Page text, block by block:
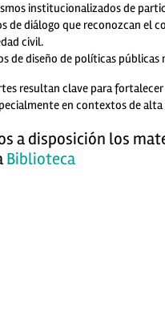
institucionalizados de
de diálogo que reconozcan el
civil.
de diseño de políticas
resultan clave para
en contextos de
a disposición los
Biblioteca